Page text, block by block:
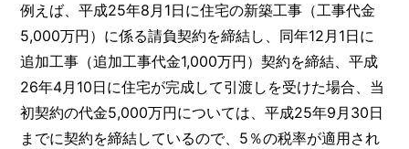
例えば、平成25年8月1日に住宅の新築工事（工事代金
5,000万円）に係る請負契約を締結し、同年12月1日に
追加工事（追加工事代金1,000万円）契約を締結、平成
26年4月10日に住宅が完成して引渡しを受けた場合、当
初契約の代金5,000万円については、平成25年9月30日
までに契約を締結しているので、5％の税率が適用され